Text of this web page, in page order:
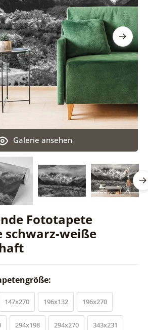
Fototapete
schwarz-weiße
Galerie ansehen
147x270 196x132 196x270
294x198 294x270 343x231